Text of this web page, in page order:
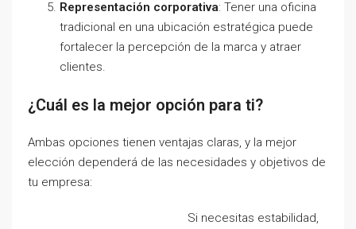
Representación corporativa: Tener una oficina
tradicional en una ubicación estratégica puede
fortalecer la percepción de la marca y atraer
clientes.
¿Cuál es la mejor opción para ti?
Ambas opciones tienen ventajas claras, y la mejor
elección dependerá de las necesidades y objetivos de
tu empresa:
Si necesitas estabilidad,